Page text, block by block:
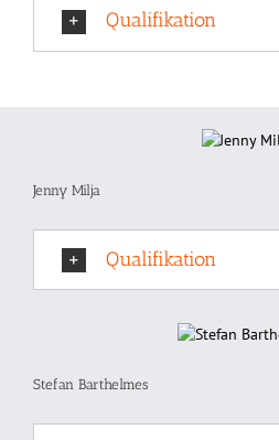
Qualifikation
Jenny Milja
Qualifikation
Stefan Barthelmes